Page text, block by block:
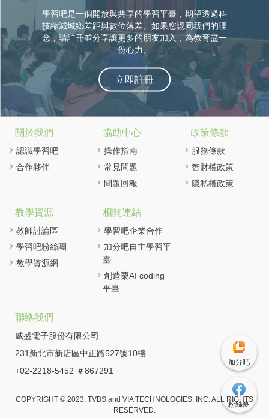
學習吧是一個開放與共享的學習平臺，期望透過科
技縮減城鄉差距與數位落差。如果您認同我們的理
念，請註冊並分享讓更多的朋友加入，為教育盡一
份心力。
立即註冊
加分吧
粉絲團
關於我們
認識學習吧
合作夥伴
協助中心
操作指南
常見問題
問題回報
政策條款
服務條款
智財權政策
隱私權政策
教學資源
教師討論區
學習吧粉絲團
教學資源網
相關連結
學習吧企業合作
加分吧自主學習平
臺
創造栗AI coding
平臺
聯絡我們
威盛電子股份有限公司
231新北市新店區中正路527號10樓
+02-2218-5452 ＃867291
COPYRIGHT © 2023. TVBS and VIA TECHNOLOGIES, INC. ALL RIGHTS
RESERVED.